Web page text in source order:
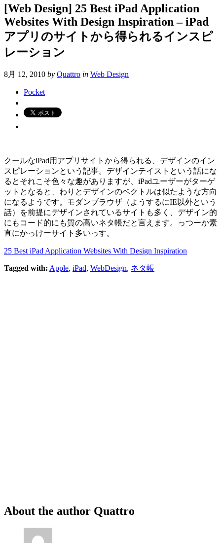
[Web Design] 25 Best iPad Application
Websites With Design Inspiration – iPad
アプリのサイトから得られるインスピ
レーション
8月 12, 2010 by Quattro in Web Design
Pocket
クールなiPad用アプリサイトから得られる、デザインのイン
スピレーションという記事。デザインテイストという話にな
るとそれこそ色々な趣がありますが、iPadユーザーがターゲ
ットとなると、わりとデザインのベクトルは似たような方向
になるようです。モダンブラウザ（ようするにIE以外という
話）を前提にデザインされているサイトも多く、デザイン的
にもコード的にも質の高いネタ帳だと言えます。っつーか素
直にかっけーサイト多いっす。
25 Best iPad Application Websites With Design Inspiration
Tagged with: Apple, iPad, WebDesign, ネタ帳
About the author Quattro